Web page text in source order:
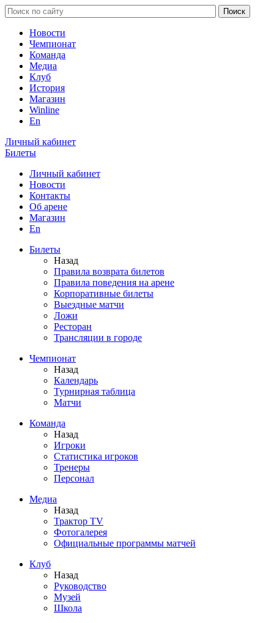
Новости
Чемпионат
Команда
Медиа
Клуб
История
Магазин
Winline
En
Личный кабинет
Билеты
Личный кабинет
Новости
Контакты
Об арене
Магазин
En
Билеты
Назад
Правила возврата билетов
Правила поведения на арене
Корпоративные билеты
Выездные матчи
Ложи
Ресторан
Трансляции в городе
Чемпионат
Назад
Календарь
Турнирная таблица
Матчи
Команда
Назад
Игроки
Статистика игроков
Тренеры
Персонал
Медиа
Назад
Трактор TV
Фотогалерея
Официальные программы матчей
Клуб
Назад
Руководство
Музей
Школа